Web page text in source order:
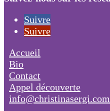
Suivre
Suivre
Accueil
Bio
Contact
Appel découverte
info@christinasergi.com